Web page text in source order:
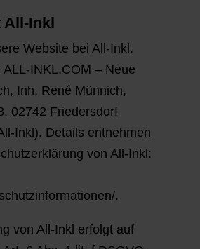
All-Inkl
Website bei All-Inkl.
INKL.COM – Neue
Inh. René Münnich,
02742 Friedersdorf
Inkl). Details entnehmen
von All-Inkl:
.
von All-Inkl erfolgt auf